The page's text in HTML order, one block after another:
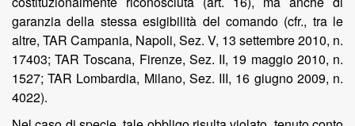
garanzia della stessa esigibilità del comando (cfr., tra le
altre, TAR Campania, Napoli, Sez. V, 13 settembre 2010, n.
17403; TAR Toscana, Firenze, Sez. II, 19 maggio 2010, n.
1527; TAR Lombardia, Milano, Sez. III, 16 giugno 2009, n.
4022).